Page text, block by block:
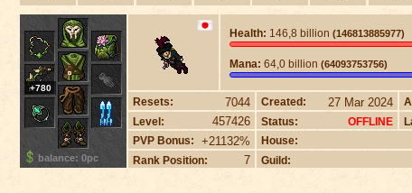
+780
balance: 0pc
Health: 146,8 billion (146813885977)
Mana: 64,0 billion (64093753756)
Resets: 7044
Level: 457426
PVP Bonus: +21132%
Rank Position: 7
Created: 27 Mar 2024
Status: OFFLINE
House:
Guild: